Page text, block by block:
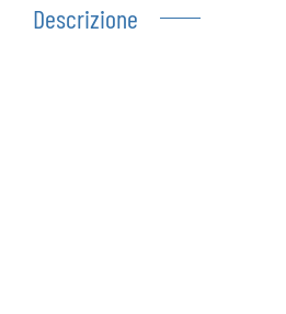
Descrizione